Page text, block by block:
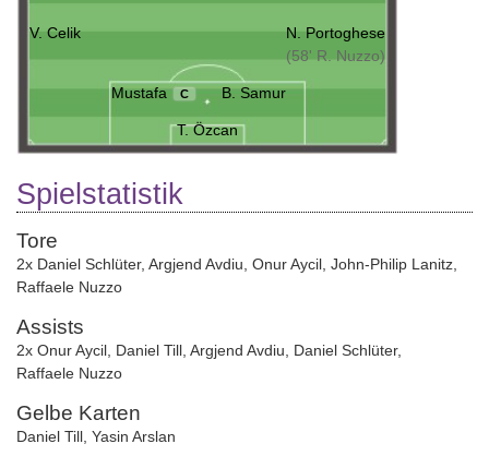
V. Celik
N. Portoghese
(58' R. Nuzzo)
Mustafa C B. Samur
T. Özcan
Spielstatistik
Tore
2x Daniel Schlüter, Argjend Avdiu Onur Aycil John-Philip Lanitz
Raffaele Nuzzo
Assists
2x Onur Aycil Daniel Till Argjend Avdiu Daniel Schlüter,
Raffaele Nuzzo
Gelbe Karten
Daniel Till Yasin Arslan